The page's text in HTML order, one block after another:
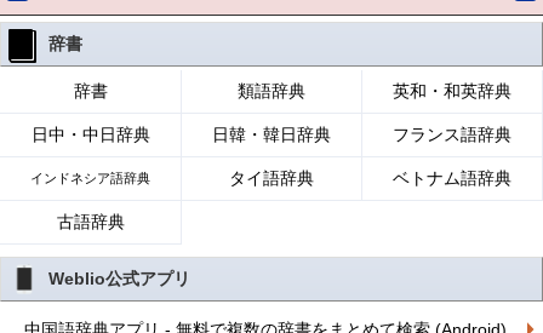
辞書
辞書 類語辞典 英和・和英辞典
日中・中日辞典 日韓・韓日辞典 フランス語辞典
インドネシア語辞典 タイ語辞典 ベトナム語辞典
古語辞典
Weblio公式アプリ